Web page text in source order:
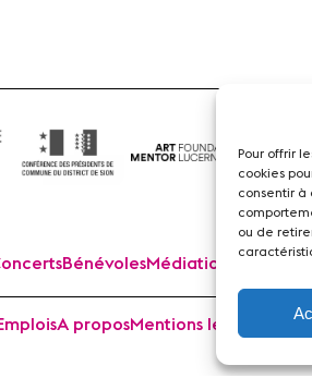
Pour offrir
cookies
consentir à
ou de
BénévolesMédiation
A proposMentions légales